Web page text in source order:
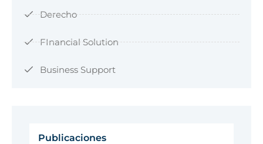
Derecho
FInancial Solution
Business Support
Publicaciones